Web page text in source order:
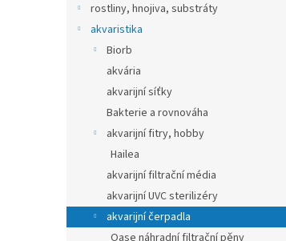
rostliny, hnojiva, substráty
akvaristika
Biorb
akvária
akvarijní síťky
Bakterie a rovnováha
akvarijní fitry, hobby
Hailea
akvarijní filtrační média
akvarijní UVC sterilizéry
akvarijní čerpadla
Oase náhradní filtrační pěny